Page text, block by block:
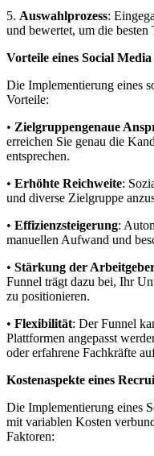
5. Auswahlprozess:
und bewertet, um die besten
Vorteile eines Social
Die Implementierung eines
Vorteile:
• Zielgruppengenaue
erreichen Sie genau die
entsprechen.
• Erhöhte Reichweite:
und diverse Zielgruppe
• Effizienzsteigerung:
manuellen Aufwand und
• Stärkung der
Funnel trägt dazu bei, Ihr
zu positionieren.
• Flexibilität: Der Funnel
Plattformen angepasst
oder erfahrene Fachkräfte
Kostenaspekte eines
Die Implementierung eines
mit variablen Kosten
Faktoren: